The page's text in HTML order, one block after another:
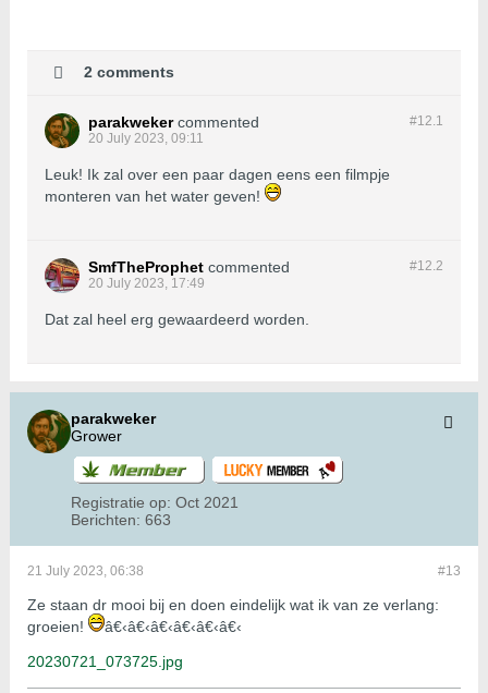
2 comments
#12.1
parakweker commented
20 July 2023, 09:11
Leuk! Ik zal over een paar dagen eens een filmpje
monteren van het water geven!
#12.2
SmfTheProphet commented
20 July 2023, 17:49
Dat zal heel erg gewaardeerd worden.
parakweker
Grower
Registratie op: Oct 2021
Berichten: 663
#13
21 July 2023, 06:38
Ze staan dr mooi bij en doen eindelijk wat ik van ze verlang:
groeien!
â€‹â€‹â€‹â€‹â€‹â€‹
20230721_073725.jpg